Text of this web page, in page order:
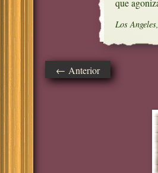
que
Los
← Anterior